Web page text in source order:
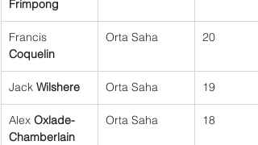
Frimpong
Francis
Coquelin
Orta Saha 20
Jack Wilshere Orta Saha 19
Alex Oxlade-
Chamberlain
Orta Saha 18